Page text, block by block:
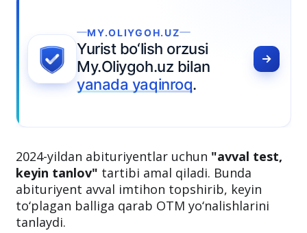
MY.OLIYGOH.UZ
Yurist bo‘lish orzusi
My.Oliygoh.uz bilan
yanada yaqinroq .
2024-yildan abituriyentlar uchun"avval test,
keyin tanlov"